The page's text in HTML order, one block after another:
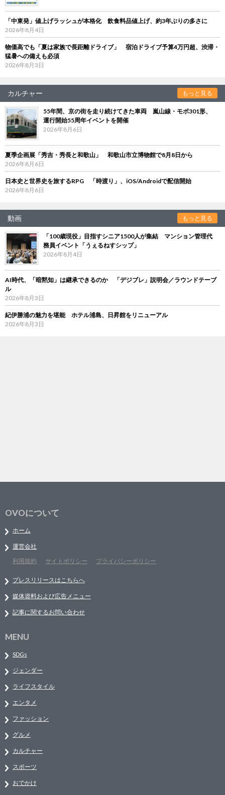
「中東発」値上げラッシュが本格化 飲食料品値上げ、約3年ぶりの多さに
2026年8月4日
物価高でも「夏は家族で長距離ドライブ」 宿泊ドライブ予算4万円超、渋滞・
猛暑への備えも必須
2026年8月3日
カルチャー もっと見る
55年間、京の街を走り続けてきた車両 嵐山線・モボ301形、
運行開始55周年イベントを開催
2026年8月6日
夏季企画展「秀吉・秀長と和歌山」 和歌山市立博物館で8月8日から
2026年8月6日
日本史と世界史を旅するRPG 「時渡り」、iOS/Androidで配信開始
2026年8月6日
動画 もっと見る
「100歳現役」目指すシニア1500人が集結 マンション管理代
務員イベント「うぇるねすシップ」
2026年8月4日
AI時代、「暗黙知」は継承できるのか 「デジブレ」説明会／ラウンドテーブ
ル
2026年8月3日
紀伊勝浦の魅力を堪能 ホテル浦島、日昇館をリニューアル
2026年8月3日
OVOについて
ホーム
運営会社
利用規約
サイトポリシー プライバシーポリシー
プレスリリースはこちらへ
媒体資料および広告メニュー
記事に関するお問い合わせ
MENU
SDGs
ジェンダー
ライフスタイル
エンタメ
ファッション
グルメ
カルチャー
スポーツ
おでかけ